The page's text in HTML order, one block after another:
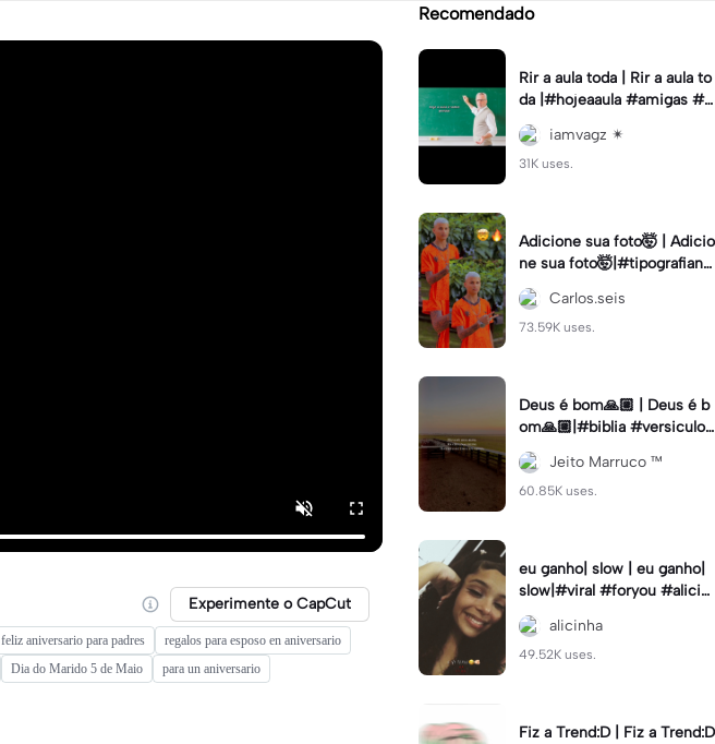
Experimente o CapCut
feliz aniversario para padres
regalos para esposo en aniversario
Dia do Marido 5 de Maio
para un aniversario
Recomendado
Rir a aula toda | Rir a aula to
da |#hojeaaula #amigas #tr
endtikitok #melhoresamiga
s
iamvagz ✴︎
31K uses.
Adicione sua foto🤯 | Adicio
ne sua foto🤯|#tipografiano
va #status #tipografia
Carlos.seis
73.59K uses.
Deus é bom🙏🏼 | Deus é b
om🙏🏼|#biblia #versiculo
#cristao #agro #tipografia
#fy #fypJeito Marruco ™️
60.85K uses.
eu ganho| slow | eu ganho|
slow|#viral #foryou #alicin
ha #cameralenta #slow
alicinha
49.52K uses.
Fiz a Trend:D | Fiz a Trend:D